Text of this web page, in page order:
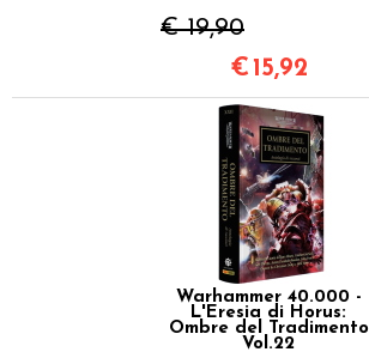
€ 19,90
€ 15,92
Warhammer 40.000 -
L'Eresia di Horus:
Ombre del Tradimento
Vol.22